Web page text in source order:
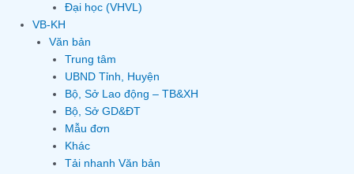
Đại học (VHVL)
VB-KH
Văn bản
Trung tâm
UBND Tỉnh, Huyện
Bộ, Sở Lao động – TB&XH
Bộ, Sở GD&ĐT
Mẫu đơn
Khác
Tải nhanh Văn bản